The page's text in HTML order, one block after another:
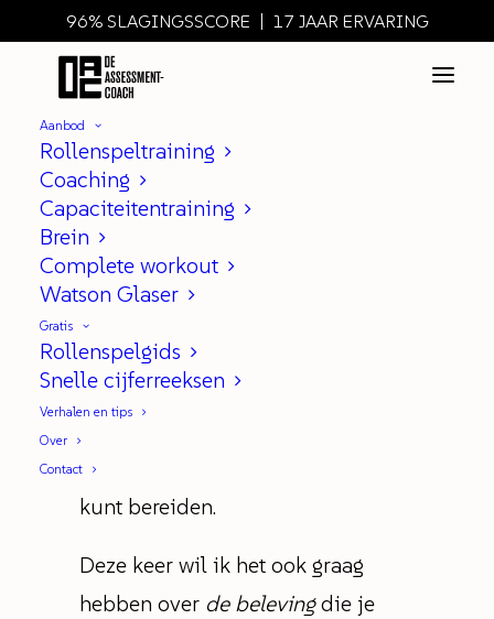
96% SLAGINGSSCORE | 17 JAAR ERVARING
Aanbod
Rollenspeltraining
Coaching
Capaciteitentraining
Brein
Complete workout
Watson Glaser
Gratis
Rollenspelgids
Snelle cijferreeksen
Verhalen en tips
Over
Contact
Schijnbaar tijdgebrek in het
Tijdgebrek in het rollenspel heb ik
Daar lees je hoe je je daar op voor
kunt bereiden.
Deze keer wil ik het ook graag
hebben over de belevingdie je